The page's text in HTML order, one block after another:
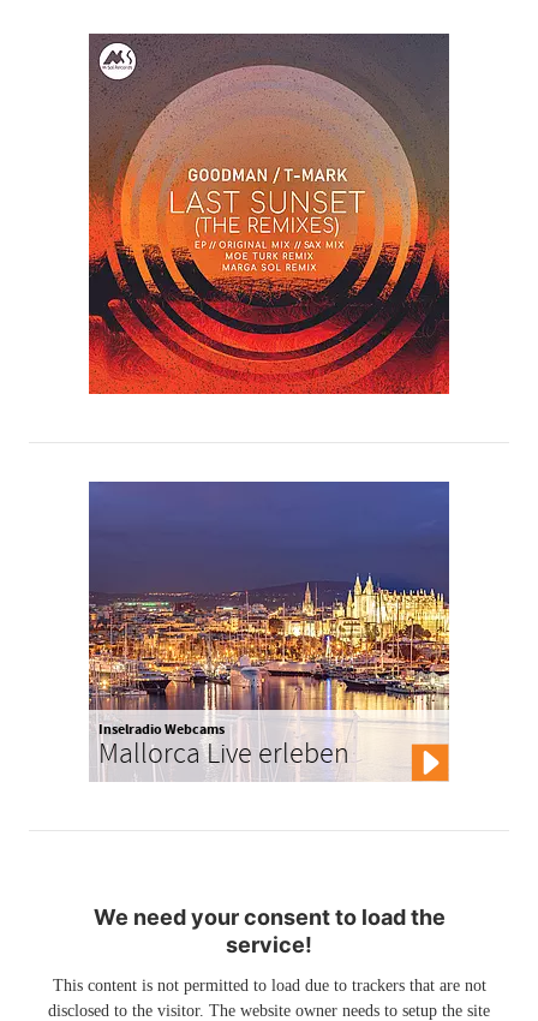
Inselradio Webcams
Mallorca Live erleben
We need your consent to load the
service!
This content is not permitted to load due to trackers that are not
disclosed to the visitor. The website owner needs to setup the site